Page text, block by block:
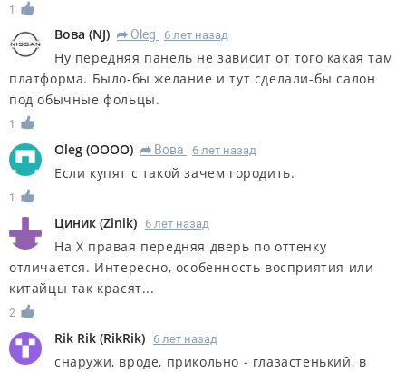
1
Вова (NJ) R Oleg 6 лет назад
Ну передняя панель не зависит от того какая там
платформа. Было-бы желание и тут сделали-бы салон
под обычные фольцы.
1
Oleg (OOOO) R Вова 6 лет назад
Если купят с такой зачем городить.
1
Циник (Zinik) 6 лет назад
На Х правая передняя дверь по оттенку
отличается. Интересно, особенность восприятия или
китайцы так красят...
2
Rik Rik (RikRik) 6 лет назад
снаружи, вроде, прикольно - глазастенький, в